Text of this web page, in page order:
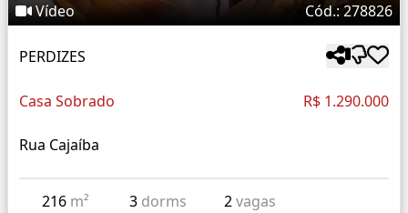
Vídeo Cód.: 278826
PERDIZES
Casa Sobrado R$ 1.290.000
Rua Cajaíba
216 m² 3 dorms 2vagas